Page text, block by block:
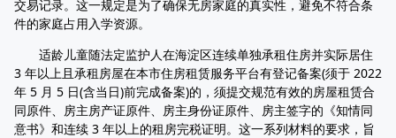
交易记录。这一规定是为了确保无房家庭的真实性，避免不符合条
件的家庭占用入学资源。
适龄儿童随法定监护人在海淀区连续单独承租住房并实际居住
3 年以上且承租房屋在本市住房租赁服务平台有登记备案(须于 2022
年 5 月 5 日(含当日)前完成备案)的，须提交规范有效的房屋租赁合
同原件、房主房产证原件、房主身份证原件、房主签字的《知情同
意书》和连续 3 年以上的租房完税证明。这一系列材料的要求，旨